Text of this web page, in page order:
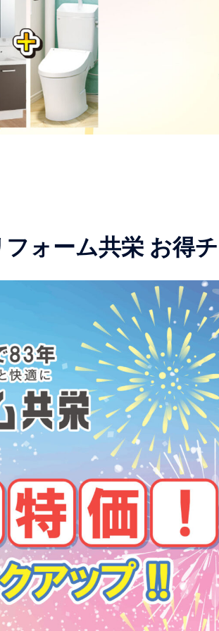
ォーム共栄 お得